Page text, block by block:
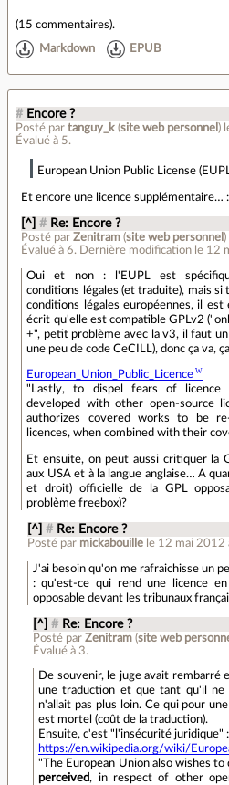
(15 commentaires).
Markdown EPUB
# Encore ?
Posté par tanguy_k (site web personnel )
Évalué à 5.
European Union Public License
Et encore une licence supplémentaire…
[^] # Re: Encore ?
Posté parZenitram (site web personnel )
Évalué à6. Dernière modification le 12
Oui et non : l'EUPL est
conditions légales (et traduite), mais si
conditions légales européennes, il est
écrit qu'elle est compatible GPLv2
+", petit problème avec la v3, il faut
une peu de code CeCILL), donc ça va,
European_Union_Public_Licence
"Lastly, to dispel fears of licence
developed with other open-source
authorizes covered works to be
licences, when combined with their
Et ensuite, on peut aussi critiquer la
aux USA et à la langue anglaise… A
et droit) officielle de la GPL
problème freebox)?
[^] # Re: Encore ?
Posté par mickabouille le 12 mai 2012
J'ai besoin qu'on me rafraichisse un
: qu'est-ce qui rend une licence en
opposable devant les tribunaux
[^] # Re: Encore ?
Posté parZenitram (site web
Évalué à 3.
De souvenir, le juge avait rembarré
une traduction et que tant qu'il ne
n'allait pas plus loin. Ce qui pour
est mortel (coût de la traduction).
Ensuite, c'est "l'insécurité juridique" :
https://en.wikipedia.org/wiki/
"The European Union also wishes to
perceived, in respect of other